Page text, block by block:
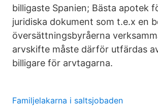
billigaste Spanien; Bästa apotek
juridiska dokument som t.e.x en
översättningsbyråerna
arvskifte måste därför utfärdas
billigare för arvtagarna.
Familjelakarna i saltsjobaden